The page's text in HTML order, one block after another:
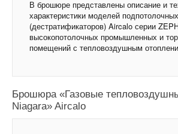
В брошюре представлены описание и
характеристики моделей
(дестратификаторов) Aircalo серии
высокопотолочных промышленных и
помещений с тепловоздушным
Брошюра «Газовые
Niagara» Aircalo